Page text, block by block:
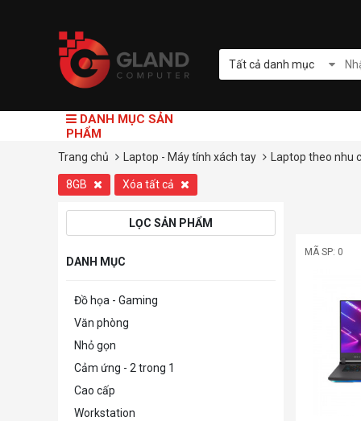
Tất cả danh mục
DANH MỤC SẢN
PHẨM
Trang chủ Laptop - Máy tính xách tay Laptop theo nhu
8GB Xóa tất cả
LỌC SẢN PHẨM
DANH MỤC
Đồ họa - Gaming
Văn phòng
Nhỏ gọn
Cảm ứng - 2 trong 1
Cao cấp
Workstation
MÃ SP: 0